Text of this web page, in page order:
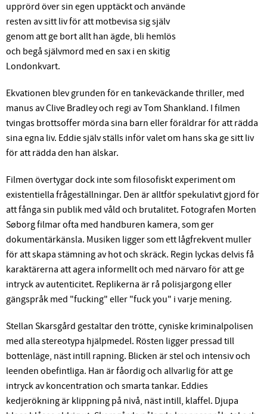
upprörd över sin egen upptäckt och använde
resten av sitt liv för att motbevisa sig själv
genom att ge bort allt han ägde, bli hemlös
och begå självmord med en sax i en skitig
Londonkvart.
Ekvationen blev grunden för en tankeväckande thriller, med
manus av Clive Bradley och regi av Tom Shankland. I filmen
tvingas brottsoffer mörda sina barn eller föräldrar för att rädda
sina egna liv. Eddie själv ställs inför valet om hans ska ge sitt liv
för att rädda den han älskar.
Filmen övertygar dock inte som filosofiskt experiment om
existentiella frågeställningar. Den är alltför spekulativt gjord för
att fånga sin publik med våld och brutalitet. Fotografen Morten
Søborg filmar ofta med handburen kamera, som ger
dokumentärkänsla. Musiken ligger som ett lågfrekvent muller
för att skapa stämning av hot och skräck. Regin lyckas delvis få
karaktärerna att agera informellt och med närvaro för att ge
intryck av autenticitet. Replikerna är rå polisjargong eller
gängspråk med "fucking" eller "fuck you" i varje mening.
Stellan Skarsgård gestaltar den trötte, cyniske kriminalpolisen
med alla stereotypa hjälpmedel. Rösten ligger pressad till
bottenläge, näst intill rapning. Blicken är stel och intensiv och
leenden obefintliga. Han är fåordig och allvarlig för att ge
intryck av koncentration och smarta tankar. Eddies
kedjerökning är klippning på nivå, näst intill, klaffel. Djupa